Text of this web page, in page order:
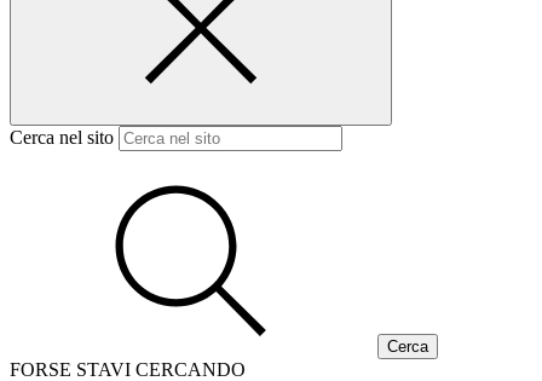
Cerca nel sito
FORSE STAVI CERCANDO